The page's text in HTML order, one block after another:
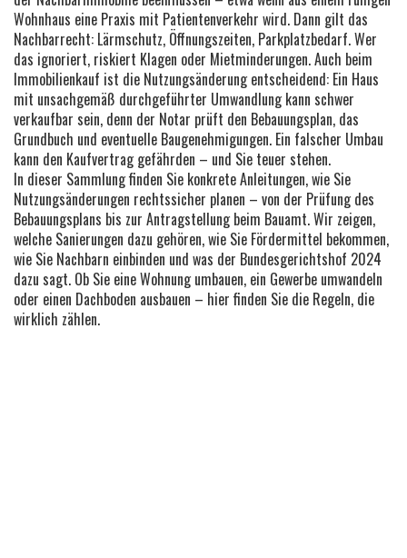
Wohnhaus eine Praxis mit Patientenverkehr wird. Dann gilt das
Nachbarrecht: Lärmschutz, Öffnungszeiten, Parkplatzbedarf. Wer
das ignoriert, riskiert Klagen oder Mietminderungen. Auch beim
Immobilienkauf ist die Nutzungsänderung entscheidend: Ein Haus
mit unsachgemäß durchgeführter Umwandlung kann schwer
verkaufbar sein, denn der Notar prüft den Bebauungsplan, das
Grundbuch und eventuelle Baugenehmigungen. Ein falscher Umbau
kann den Kaufvertrag gefährden – und Sie teuer stehen.
In dieser Sammlung finden Sie konkrete Anleitungen, wie Sie
Nutzungsänderungen rechtssicher planen – von der Prüfung des
Bebauungsplans bis zur Antragstellung beim Bauamt. Wir zeigen,
welche Sanierungen dazu gehören, wie Sie Fördermittel bekommen,
wie Sie Nachbarn einbinden und was der Bundesgerichtshof 2024
dazu sagt. Ob Sie eine Wohnung umbauen, ein Gewerbe umwandeln
oder einen Dachboden ausbauen – hier finden Sie die Regeln, die
wirklich zählen.